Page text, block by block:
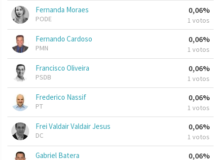
Fernanda Moraes
PODE
0,06%
1 votos
Fernando Cardoso
PMN
0,06%
1 votos
Francisco Oliveira
PSDB
0,06%
1 votos
Frederico Nassif
PT
0,06%
1 votos
Frei Valdair Valdair Jesus
DC
0,06%
1 votos
Gabriel Batera 0,06%